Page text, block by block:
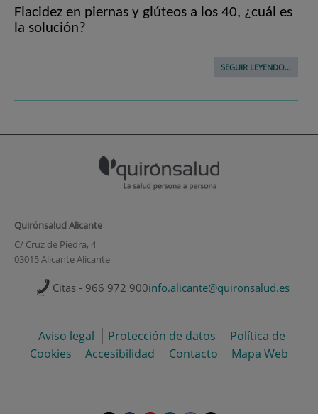
Flacidez en piernas y glúteos a los 40, ¿cuál es
la solución?
SEGUIR LEYENDO...
Quirónsalud Alicante
C/ Cruz de Piedra, 4
03015 Alicante Alicante
Citas - 966 972 900info.alicante@quironsalud.es
Aviso legal Protección de datos
Política de
Cookies
Accesibilidad Contacto Mapa Web